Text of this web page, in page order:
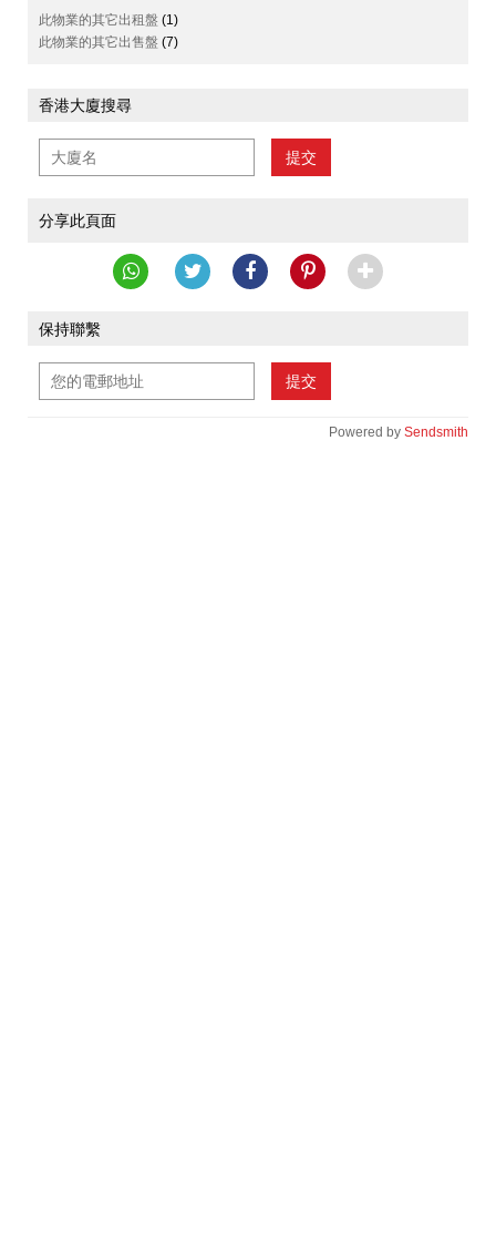
此物業的其它出租盤 (1)
此物業的其它出售盤 (7)
香港大廈搜尋
提交
分享此頁面
保持聯繫
提交
Powered by Sendsmith